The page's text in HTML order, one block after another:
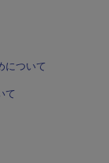
について
て